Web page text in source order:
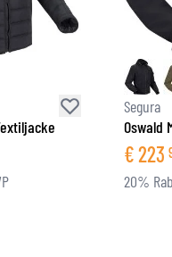
PROTEKTOREN
OBERKÖRPERSCHUTZ
UNTERKÖRPERSCHUTZ
MOTOCROSS PROTEKTOREN
TANKTASCHEN
HALTEPLATTEN UND
Segura
Oswald
€223
20%